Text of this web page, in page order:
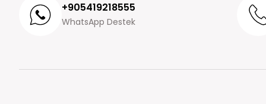
+905419218555
WhatsApp Destek